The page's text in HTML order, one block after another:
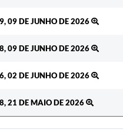
09 DE JUNHO DE 2026
09 DE JUNHO DE 2026
02 DE JUNHO DE 2026
21 DE MAIO DE 2026